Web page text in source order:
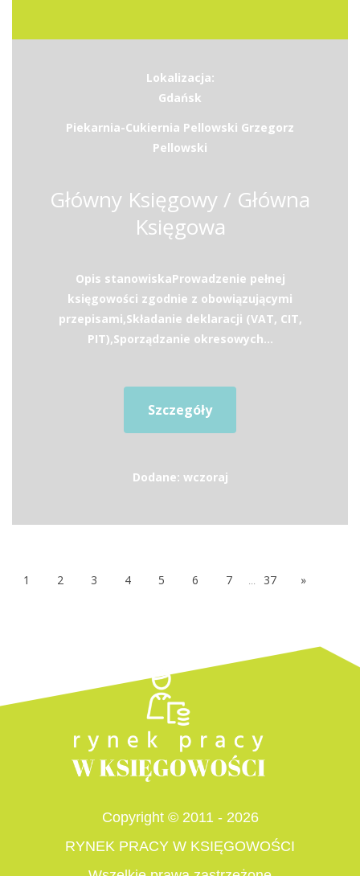
Lokalizacja:
Gdańsk
Piekarnia-Cukiernia Pellowski Grzegorz
Pellowski
Główny Księgowy / Główna
Księgowa
Opis stanowiskaProwadzenie pełnej
księgowości zgodnie z obowiązującymi
przepisami,Składanie deklaracji (VAT, CIT,
PIT),Sporządzanie okresowych...
Szczegóły
Dodane: wczoraj
1 2 3 4 5 6 7 ... 37 »
Copyright © 2011 - 2026
RYNEK PRACY W KSIĘGOWOŚCI